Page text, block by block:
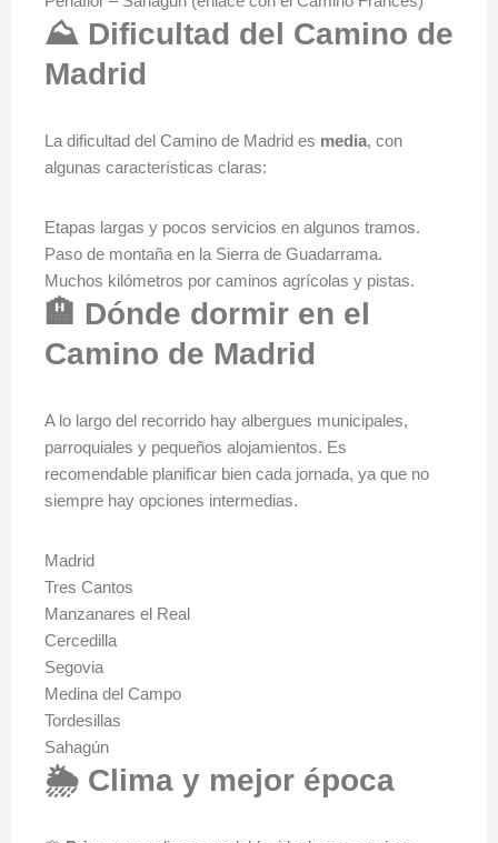
⛰️ Dificultad del Camino de
Madrid
La dificultad del Camino de Madrid es media, con
algunas características claras:
Etapas largas y pocos servicios en algunos tramos.
Paso de montaña en la Sierra de Guadarrama.
Muchos kilómetros por caminos agrícolas y pistas.
🏨 Dónde dormir en el
Camino de Madrid
A lo largo del recorrido hay albergues municipales,
parroquiales y pequeños alojamientos. Es
recomendable planificar bien cada jornada, ya que no
siempre hay opciones intermedias.
Madrid
Tres Cantos
Manzanares el Real
Cercedilla
Segovia
Medina del Campo
Tordesillas
Sahagún
🌦️ Clima y mejor época